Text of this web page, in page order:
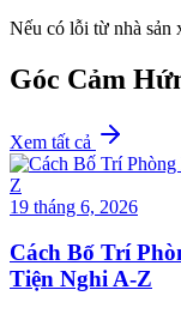
Nếu có lỗi từ nhà sản
Góc Cảm
Xem tất cả
19 tháng 6, 2026
Cách Bố Trí
Tiện Nghi A-Z